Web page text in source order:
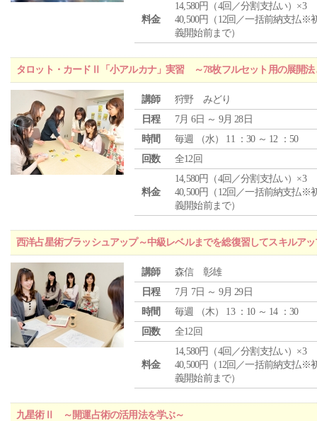
料金
14,580円（4回／分割支払い）×3
40,500円（12回／一括前納支払※
義開始前まで）
タロット・カードⅡ「小アルカナ」実習 ～78枚フルセット用の展開法
講師
狩野 みどり
日程
7月 6日 ～ 9月 28日
時間
毎週 （水） 11 ：30 ～ 12 ：50
回数
全12回
料金
14,580円（4回／分割支払い）×3
40,500円（12回／一括前納支払※
義開始前まで）
西洋占星術ブラッシュアップ～中級レベルまでを総復習してスキルア
講師
森信 彰雄
日程
7月 7日 ～ 9月 29日
時間
毎週 （木） 13 ：10 ～ 14 ：30
回数
全12回
料金
14,580円（4回／分割支払い）×3
40,500円（12回／一括前納支払※
義開始前まで）
九星術Ⅱ ～開運占術の活用法を学ぶ～